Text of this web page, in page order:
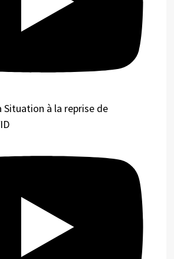
Situation à la reprise de